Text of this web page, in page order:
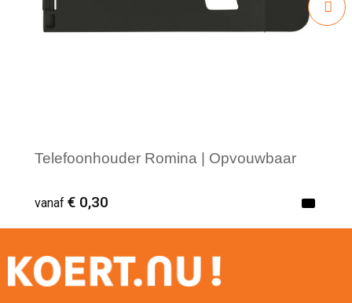
Telefoonhouder Romina | Opvouwbaar
vanaf € 0,30
Minimale afname: 1